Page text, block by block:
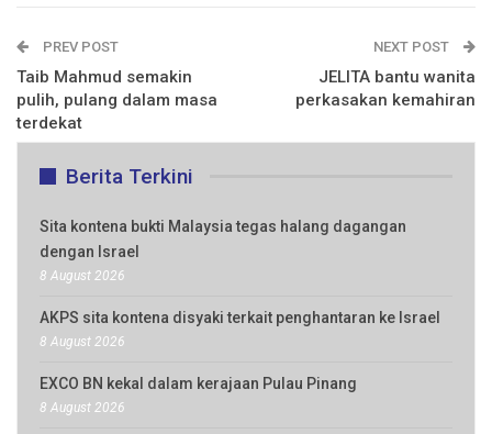
PREV POST
Taib Mahmud semakin
pulih, pulang dalam masa
terdekat
NEXT POST
JELITA bantu wanita
perkasakan kemahiran
Berita Terkini
Sita kontena bukti Malaysia tegas halang dagangan
dengan Israel
8 August 2026
AKPS sita kontena disyaki terkait penghantaran ke Israel
8 August 2026
EXCO BN kekal dalam kerajaan Pulau Pinang
8 August 2026